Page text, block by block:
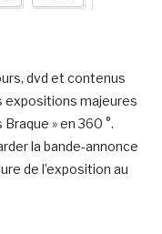
dvd et contenus
expositions majeures
» en 360 °.
la bande-annonce
de l’exposition au